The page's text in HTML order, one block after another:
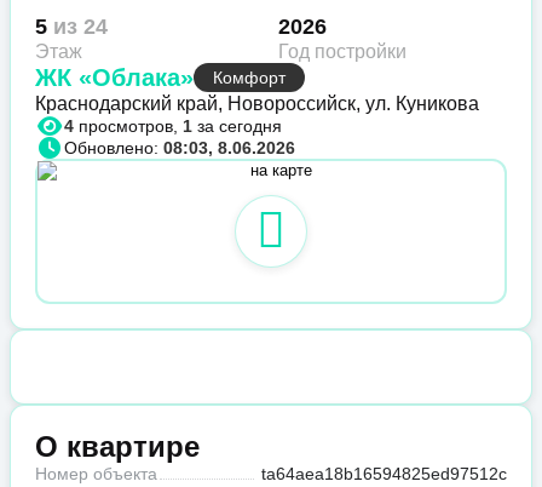
5 из 24
Этаж
2026
Год постройки
ЖК «Облака» Комфорт
Краснодарский край, Новороссийск, ул. Куникова
4 просмотров, 1 за сегодня
Обновлено: 08:03, 8.06.2026
О квартире
Номер объекта ta64aea18b16594825ed97512c